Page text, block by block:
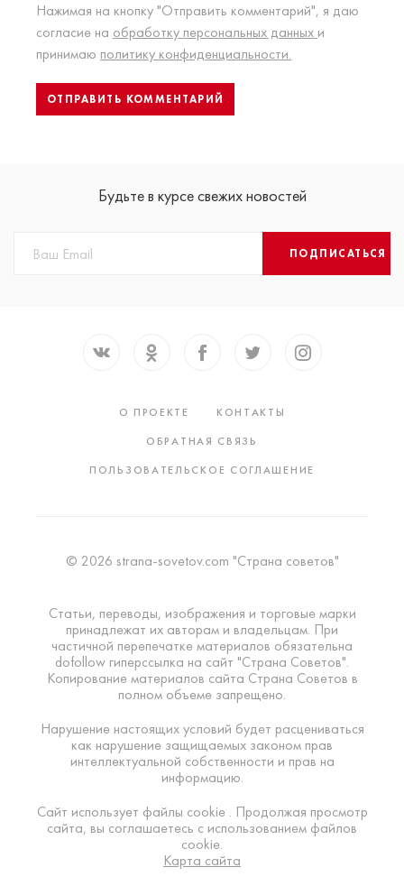
Нажимая на кнопку "Отправить комментарий", я даю
согласие на обработку персональных данных и
принимаю политику конфиденциальности.
Будьте в курсе свежих новостей
ПОДПИСАТЬСЯ
О ПРОЕКТЕ
КОНТАКТЫ
ОБРАТНАЯ СВЯЗЬ
ПОЛЬЗОВАТЕЛЬСКОЕ СОГЛАШЕНИЕ
© 2026 strana-sovetov.com "Страна советов"
Статьи, переводы, изображения и торговые марки
принадлежат их авторам и владельцам. При
частичной перепечатке материалов обязательна
dofollow гиперссылка на сайт "Страна Советов".
Копирование материалов сайта Страна Советов в
полном объеме запрещено.
Нарушение настоящих условий будет расцениваться
как нарушение защищаемых законом прав
интеллектуальной собственности и прав на
информацию.
Сайт использует файлы cookie . Продолжая просмотр
сайта, вы соглашаетесь с использованием файлов
cookie.
Карта сайта